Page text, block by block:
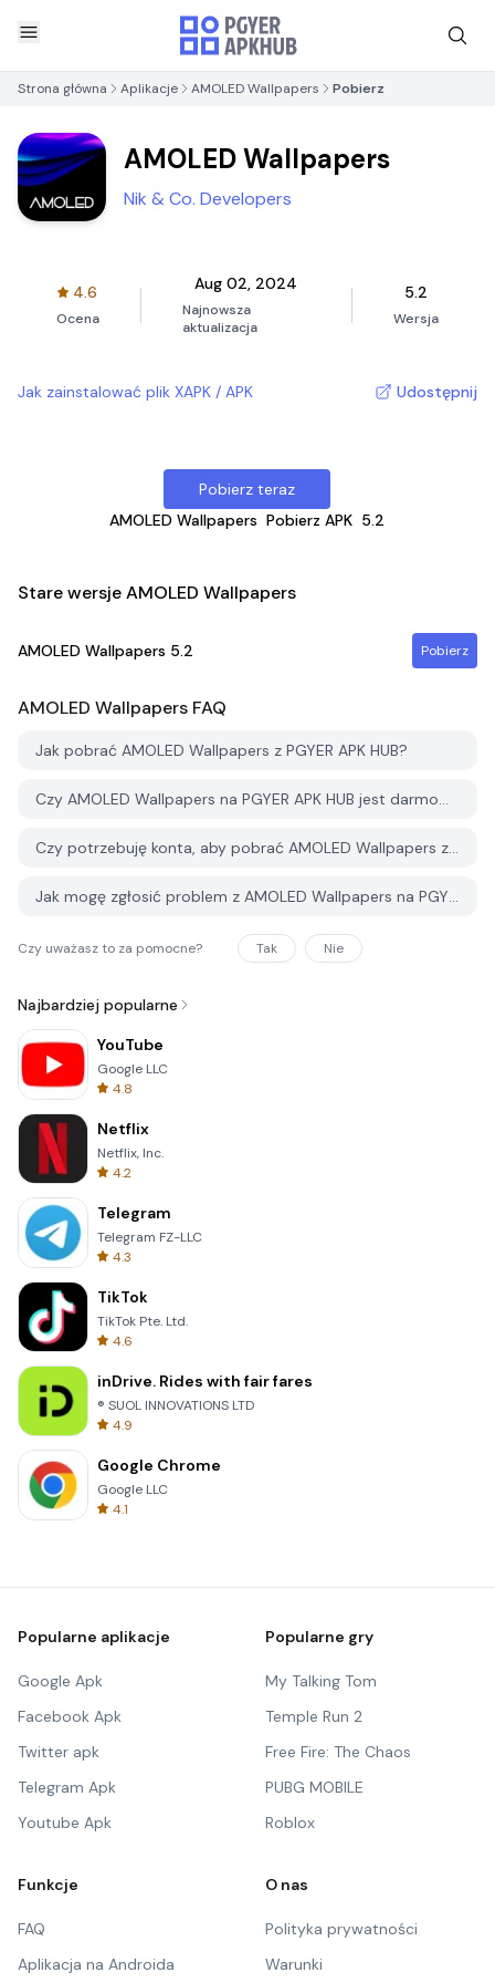
Strona główna Aplikacje AMOLED Wallpapers Pobierz
AMOLED Wallpapers
Nik & Co. Developers
4.6
Ocena
Aug 02, 2024
Najnowsza
aktualizacja
5.2
Wersja
Jak zainstalować plik XAPK / APK Udostępnij
Pobierz teraz
AMOLED Wallpapers Pobierz APK 5.2
Stare wersje AMOLED Wallpapers
AMOLED Wallpapers 5.2 Pobierz
AMOLED Wallpapers FAQ
Jak pobrać AMOLED Wallpapers z PGYER APK HUB?
Czy AMOLED Wallpapers na PGYER APK HUB jest darmowy do pobrania?
Czy potrzebuję konta, aby pobrać AMOLED Wallpapers z PGYER APK HUB?
Jak mogę zgłosić problem z AMOLED Wallpapers na PGYER APK HUB?
Czy uważasz to za pomocne? Tak Nie
Najbardziej popularne
YouTube
Google LLC
4.8
Netflix
Netflix, Inc.
4.2
Telegram
Telegram FZ-LLC
4.3
TikTok
TikTok Pte. Ltd.
4.6
inDrive. Rides with fair fares
® SUOL INNOVATIONS LTD
4.9
Google Chrome
Google LLC
4.1
Popularne aplikacje
Google Apk
Facebook Apk
Twitter apk
Telegram Apk
Youtube Apk
Popularne gry
My Talking Tom
Temple Run 2
Free Fire: The Chaos
PUBG MOBILE
Roblox
Funkcje
FAQ
Aplikacja na Androida
O nas
Polityka prywatności
Warunki